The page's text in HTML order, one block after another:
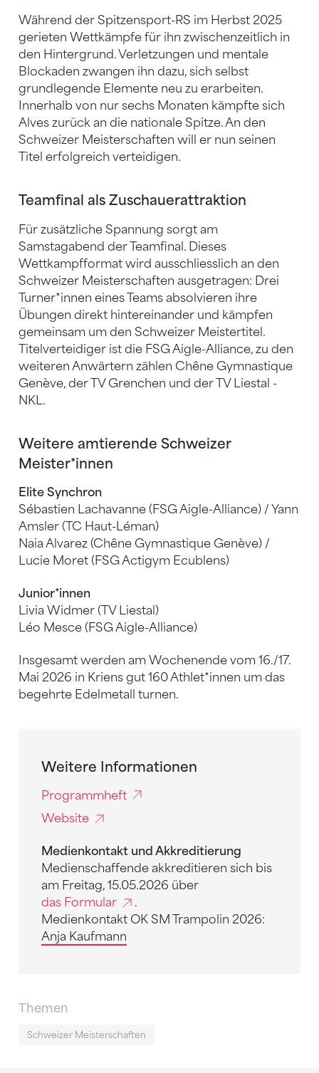
Während der Spitzensport-RS im Herbst 2025
gerieten Wettkämpfe für ihn zwischenzeitlich in
den Hintergrund. Verletzungen und mentale
Blockaden zwangen ihn dazu, sich selbst
grundlegende Elemente neu zu erarbeiten.
Innerhalb von nur sechs Monaten kämpfte sich
Alves zurück an die nationale Spitze. An den
Schweizer Meisterschaften will er nun seinen
Titel erfolgreich verteidigen.
Teamfinal als Zuschauerattraktion
Für zusätzliche Spannung sorgt am
Samstagabend der Teamfinal. Dieses
Wettkampfformat wird ausschliesslich an den
Schweizer Meisterschaften ausgetragen: Drei
Turner*innen eines Teams absolvieren ihre
Übungen direkt hintereinander und kämpfen
gemeinsam um den Schweizer Meistertitel.
Titelverteidiger ist die FSG Aigle-Alliance, zu den
weiteren Anwärtern zählen Chêne Gymnastique
Genève, der TV Grenchen und der TV Liestal -
NKL.
Weitere amtierende Schweizer
Meister*innen
Elite Synchron
Sébastien Lachavanne (FSG Aigle-Alliance) / Yann
Amsler (TC Haut-Léman)
Naia Alvarez (Chêne Gymnastique Genève) /
Lucie Moret (FSG Actigym Ecublens)
Junior*innen
Livia Widmer (TV Liestal)
Léo Mesce (FSG Aigle-Alliance)
Insgesamt werden am Wochenende vom 16./17.
Mai 2026 in Kriens gut 160 Athlet*innen um das
begehrte Edelmetall turnen.
Weitere Informationen
Programmheft
Website
Medienkontakt und Akkreditierung
Medienschaffende akkreditieren sich bis
am Freitag, 15.05.2026 über
das Formular
.
Medienkontakt OK SM Trampolin 2026:
Anja Kaufmann
Themen
Schweizer Meisterschaften